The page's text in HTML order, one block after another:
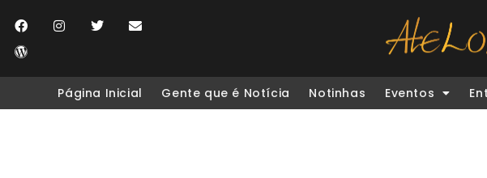
Página Inicial Gente que é Notícia Notinhas Eventos